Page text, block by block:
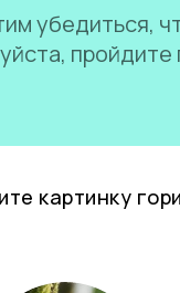
убедиться,
пройдите
картинку